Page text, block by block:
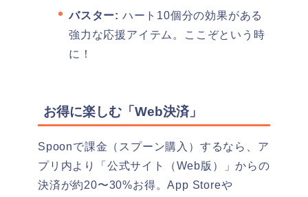
バスター: ハート10個分の効果がある
強力な応援アイテム。ここぞという時
に！
お得に楽しむ「Web決済」
Spoonで課金（スプーン購入）するなら、ア
プリ内より「公式サイト（Web版）」からの
決済が約20〜30%お得。App Storeや